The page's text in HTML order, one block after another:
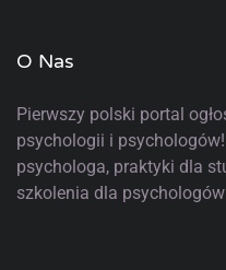
O Nas
Pierwszy polski portal
psychologii i
psychologa, praktyki dla
szkolenia dla